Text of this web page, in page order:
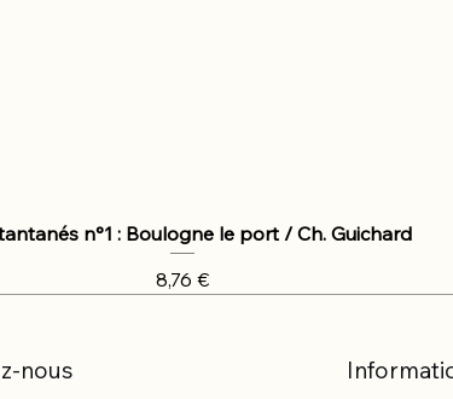
n°1 : Boulogne le port / Ch. Guichard
Prix
8,76 €
nous